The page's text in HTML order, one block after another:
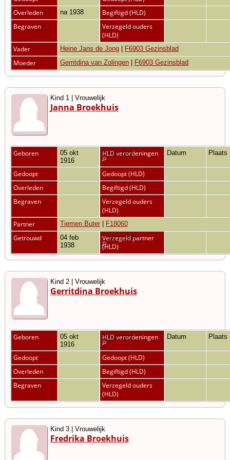
Overleden
na 1938
Begiftigd (HLD)
Begraven
Verzegeld ouders
(HLD)
Vader
Heine Jans de Jong F6903 Gezinsblad
Moeder Gerritdina van Zolingen F6903 Gezinsblad
Kind 1 | Vrouwelijk
Janna Broekhuis
Geboren
05 okt
1916
Hellendoorn
HLD verordeningen Datum Plaats
Gedoopt
Gedoopt (HLD)
Overleden
Begiftigd (HLD)
Begraven
Verzegeld ouders
(HLD)
Partner
Tiemen Buter F18060
Getrouwd
04 feb
1938
Vriezenveen
Verzegeld partner
(HLD)
Kind 2 | Vrouwelijk
Gerritdina Broekhuis
Geboren
05 okt
1916
Hellendoorn
HLD verordeningen Datum Plaats
Gedoopt
Gedoopt (HLD)
Overleden
Begiftigd (HLD)
Begraven
Verzegeld ouders
(HLD)
Kind 3 | Vrouwelijk
Fredrika Broekhuis